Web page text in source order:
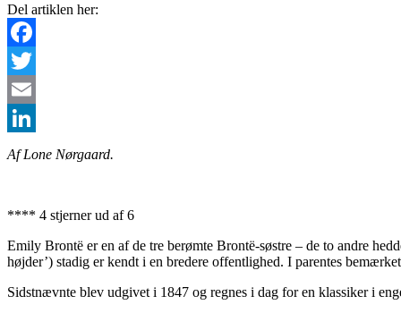
Del artiklen her:
Facebook
Twitter
Email
LinkedIn
Af Lone Nørgaard.
**** 4 stjerner ud af 6
Emily Brontë er en af de tre berømte Brontë-søstre – de to andre
højder’) stadig er kendt i en bredere offentlighed. I parentes
Sidstnævnte blev udgivet i 1847 og regnes i dag for en klassiker i